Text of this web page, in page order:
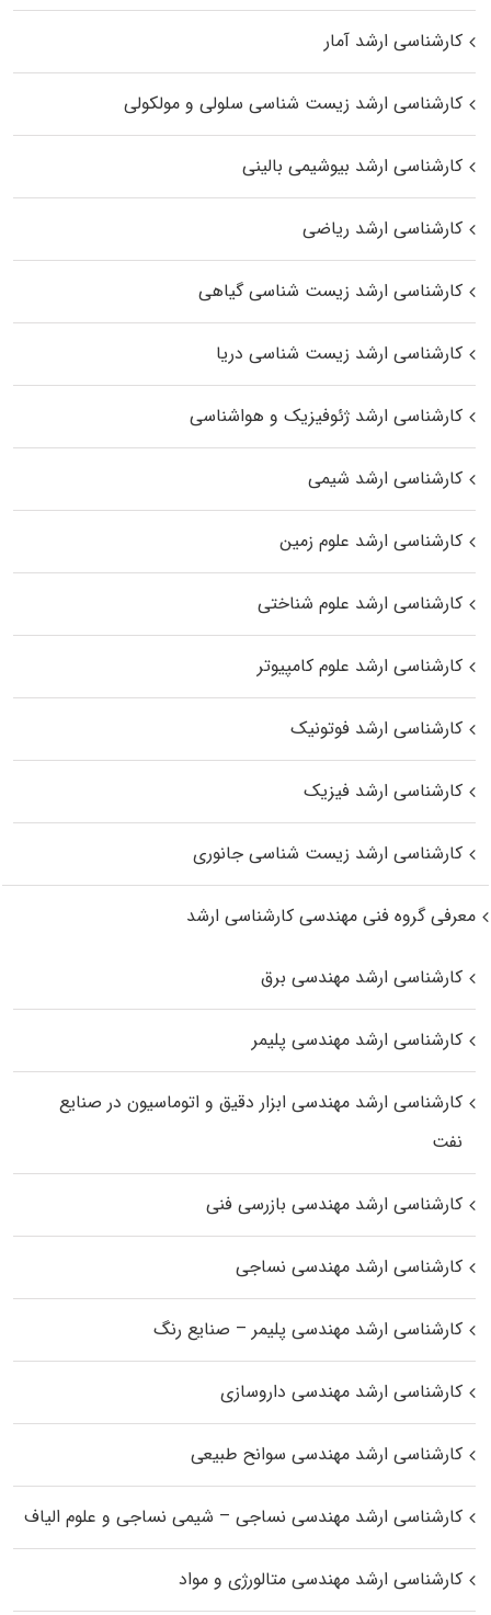
کارشناسی ارشد آمار
کارشناسی ارشد زیست شناسی سلولی و مولکولی
کارشناسی ارشد بیوشیمی بالینی
کارشناسی ارشد ریاضی
کارشناسی ارشد زیست‌ شناسی گیاهی
کارشناسی ارشد زیست‌ شناسی دریا
کارشناسی ارشد ژئوفیزیک و هواشناسی
کارشناسی ارشد شیمی
کارشناسی ارشد علوم زمین
کارشناسی ارشد علوم شناختی
کارشناسی ارشد علوم کامپیوتر
کارشناسی ارشد فوتونیک
کارشناسی ارشد فیزیک
کارشناسی ارشد زیست‌ شناسی جانوری
معرفی گروه فنی مهندسی کارشناسی ارشد
کارشناسی ارشد مهندسی برق
کارشناسی ارشد مهندسی پلیمر
کارشناسی ارشد مهندسی ابزار دقیق و اتوماسیون در صنایع
نفت
کارشناسی ارشد مهندسی بازرسی فنی
کارشناسی ارشد مهندسی نساجی
کارشناسی ارشد مهندسی پلیمر – صنایع رنگ
کارشناسی ارشد مهندسی داروسازی
کارشناسی ارشد مهندسی سوانح طبیعی
کارشناسی ارشد مهندسی نساجی – شیمی نساجی و علوم الیاف
کارشناسی ارشد مهندسی متالورژی و مواد